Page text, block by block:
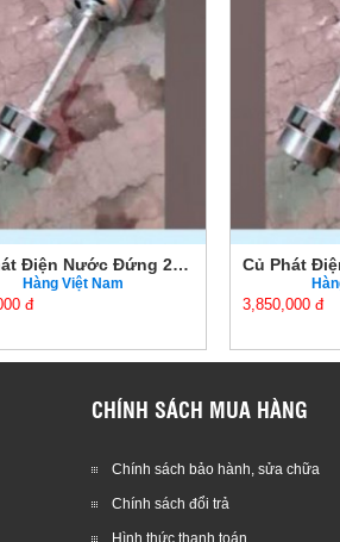
Củ Phát Điện Nước Đứng 2KW Chính Hãng Giá Tốt
Hàng Việt Nam
đ 3,850,000 đ
CHÍNH SÁCH MUA HÀNG
Chính sách bảo hành, sửa chữa
Chính sách đổi trả
Hình thức thanh toán